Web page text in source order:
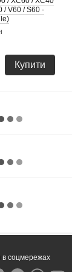
/ V60 / S60 -
Купити
в соцмережах